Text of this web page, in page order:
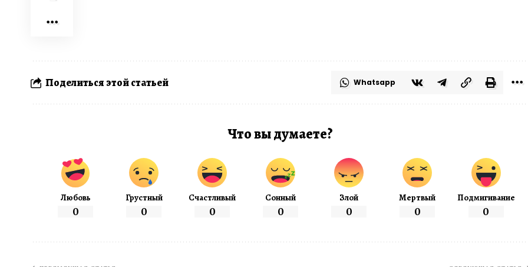
Поделиться этой статьей Whatsapp
Что вы думаете?
Любовь
0
Грустный
0
Счастливый
0
Сонный
0
Злой
0
Мертвый
0
Подмигивание
0